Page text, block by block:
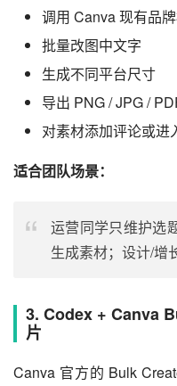
调用 Canva 现有品
批量改图中文字
生成不同平台尺寸
导出 PNG / JPG /
对素材添加评论或进
适合团队场景：
运营同学只维护选
生成素材；设计/增
3. Codex + Canva
片
Canva 官方的 Bulk